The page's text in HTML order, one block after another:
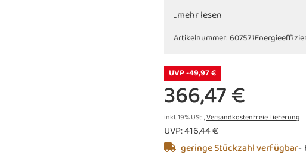
...mehr lesen
Artikelnummer:607571
UVP -49,97 €
366,47 €
inkl. 19% USt. ,Versandkostenfreie Lieferung
UVP:416,44 €
geringe Stückzahl verfügbar